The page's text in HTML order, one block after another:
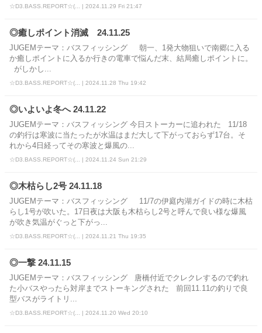
☆D3.BASS.REPORT☆(... | 2024.11.29 Fri 21:47
◎癒しポイント消滅 24.11.25
JUGEMテーマ：バスフィッシング 朝一、1発大物狙いで南郷に入る
か癒しポイントに入るか行きの電車で悩んだ末、結局癒しポイントに。
がしかし...
☆D3.BASS.REPORT☆(... | 2024.11.28 Thu 19:42
◎いよいよ冬へ 24.11.22
JUGEMテーマ：バスフィッシング 今日ストーカーに追われた 11/18
の釣行は寒波に当たったが水温はまだ大して下がっておらず17台。そ
れから4日経ってその寒波と爆風の...
☆D3.BASS.REPORT☆(... | 2024.11.24 Sun 21:29
◎木枯らし2号 24.11.18
JUGEMテーマ：バスフィッシング 11/7の伊庭内湖ガイドの時に木枯
らし1号が吹いた。17日夜は大阪も木枯らし2号と呼んで良い様な爆風
が吹き気温がぐっと下がっ...
☆D3.BASS.REPORT☆(... | 2024.11.21 Thu 19:35
◎一撃 24.11.15
JUGEMテーマ：バスフィッシング 唐橋付近でクレクレするので釣れ
た小バスやったら対岸までストーキングされた 前回11.11の釣りで良
型バスがライトリ...
☆D3.BASS.REPORT☆(... | 2024.11.20 Wed 20:10